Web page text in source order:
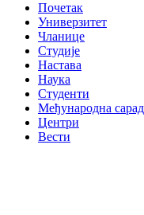
Почетак
Универзитет
Чланице
Студије
Настава
Наука
Студенти
Међународна
Центри
Вести